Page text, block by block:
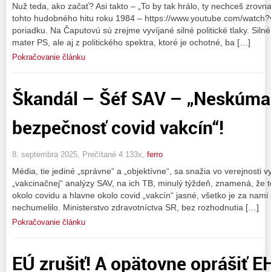
Nuž teda, ako začať? Asi takto – „To by tak hrálo, ty nechceš
tohto hudobného hitu roku 1984 – https://www.youtube.com/
poriadku. Na Čaputovú sú zrejme vyvíjané silné politické tlaky.
mater PS, ale aj z politického spektra, ktoré je ochotné, ba […]
Pokračovanie článku
Škandál – Šéf SAV –
bezpečnosť covid vakcín“!
8. septembra 2025, Prečítané 4 133x, ferro
Média, tie jediné „správne“ a „objektívne“, sa snažia vo verejnosti
„vakcinačnej“ analýzy SAV, na ich TB, minulý týždeň, znamená,
okolo covidu a hlavne okolo covid „vakcín“ jasné, všetko je za
nechumelilo. Ministerstvo zdravotníctva SR, bez rozhodnutia […]
Pokračovanie článku
EÚ zrušiť! A opätovne oprášiť